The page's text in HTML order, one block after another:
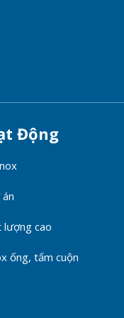
Động
lượng cao
ống, tấm cuộn